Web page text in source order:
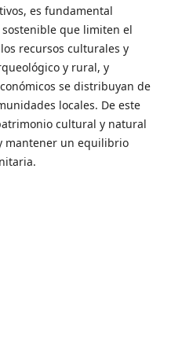
es fundamental
que limiten el
recursos culturales y
y rural, y
se distribuyan de
locales. De este
cultural y natural
mantener un equilibrio